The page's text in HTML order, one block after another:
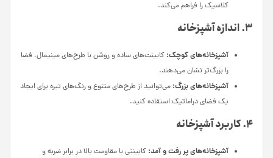
کلاسیک را فراهم می‌کند.
3. اندازه آشپزخانه
آشپزخانه‌های کوچک: کابینت‌های ساده و روشن با طرح‌های مینیمال، فضا
را بزرگ‌تر نشان می‌دهند.
آشپزخانه‌های بزرگ: می‌توانید از طرح‌های متنوع و رنگ‌های تیره برای ایجاد
یک فضای دراماتیک استفاده کنید.
4. کاربرد آشپزخانه
آشپزخانه‌های پر رفت و آمد: کابینتی با مقاومت بالا در برابر ضربه و